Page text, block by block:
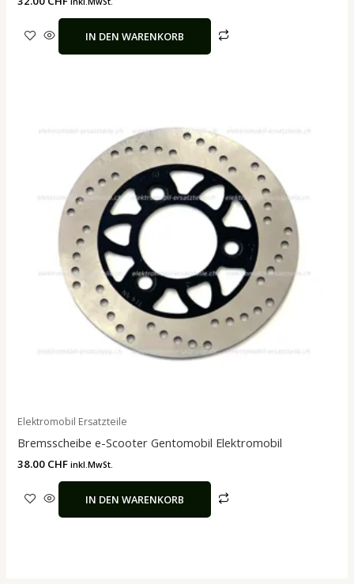
IN DEN WARENKORB
Elektromobil Ersatzteile
Bremsscheibe e-Scooter Gentomobil Elektromobil
38.00 CHF inkl.MwSt.
IN DEN WARENKORB